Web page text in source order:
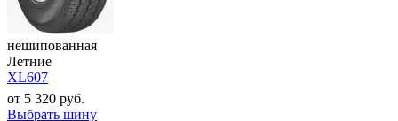
нешипованная
Летние
XL607
от 5 320 руб.
Выбрать шину